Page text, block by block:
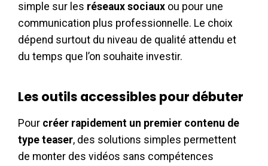
simple sur les réseaux sociaux ou pour une
communication plus professionnelle. Le choix
dépend surtout du niveau de qualité attendu et
du temps que l’on souhaite investir.
Les outils accessibles pour débuter
Pour créer rapidement un premier contenu de
type teaser, des solutions simples permettent
de monter des vidéos sans compétences